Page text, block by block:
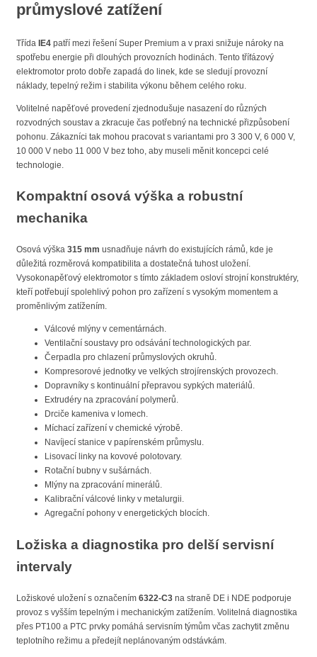
průmyslové zatížení
Třída IE4 patří mezi řešení Super Premium a v praxi snižuje nároky na
spotřebu energie při dlouhých provozních hodinách. Tento třífázový
elektromotor proto dobře zapadá do linek, kde se sledují provozní
náklady, tepelný režim i stabilita výkonu během celého roku.
Volitelné napěťové provedení zjednodušuje nasazení do různých
rozvodných soustav a zkracuje čas potřebný na technické přizpůsobení
pohonu. Zákazníci tak mohou pracovat s variantami pro 3 300 V, 6 000 V,
10 000 V nebo 11 000 V bez toho, aby museli měnit koncepci celé
technologie.
Kompaktní osová výška a robustní
mechanika
Osová výška 315 mm usnadňuje návrh do existujících rámů, kde je
důležitá rozměrová kompatibilita a dostatečná tuhost uložení.
Vysokonapěťový elektromotor s tímto základem osloví strojní konstruktéry,
kteří potřebují spolehlivý pohon pro zařízení s vysokým momentem a
proměnlivým zatížením.
Válcové mlýny v cementárnách.
Ventilační soustavy pro odsávání technologických par.
Čerpadla pro chlazení průmyslových okruhů.
Kompresorové jednotky ve velkých strojírenských provozech.
Dopravníky s kontinuální přepravou sypkých materiálů.
Extrudéry na zpracování polymerů.
Drciče kameniva v lomech.
Míchací zařízení v chemické výrobě.
Navíjecí stanice v papírenském průmyslu.
Lisovací linky na kovové polotovary.
Rotační bubny v sušárnách.
Mlýny na zpracování minerálů.
Kalibrační válcové linky v metalurgii.
Agregační pohony v energetických blocích.
Ložiska a diagnostika pro delší servisní
intervaly
Ložiskové uložení s označením 6322-C3 na straně DE i NDE podporuje
provoz s vyšším tepelným i mechanickým zatížením. Volitelná diagnostika
přes PT100 a PTC prvky pomáhá servisním týmům včas zachytit změnu
teplotního režimu a předejít neplánovaným odstávkám.